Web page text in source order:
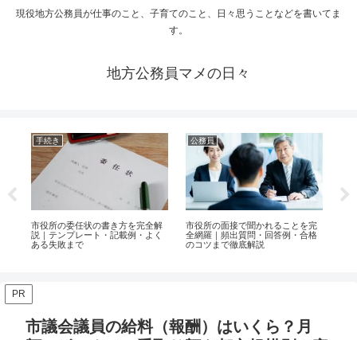
現役地方公務員が仕事のこと、子育てのこと、日々思うことなどを書いてま
す。
地方公務員マメの日々
手続き
市役所の委任状の書き方を完全解
説｜テンプレート・記載例・よく
ある失敗まで
公務員
市役所の面接で聞かれることを完
全網羅｜頻出質問・回答例・合格
のコツまで徹底解説
PR
市議会議員の給料（報酬）はいくら？月